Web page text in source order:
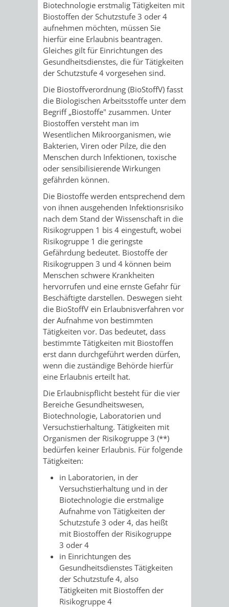
HILFE
MENSCHEN
MIT
BEHINDERUNG
MENSCHEN
MIT
DEMENZ
MIGRANTEN
/
FLÜCHTLINGE
BAUHERREN
BAUHERRENBERATUNG
GRUNDSTÜCKSWERTERMITTLUNG
DENKMALSCHUTZ
AUFGABEN
DER
UNTEREN
DENKMALSCHUTZBEHÖRDE
STEUERVORTEILE
SATZUNGEN
IM
BEREICH
DENKMALSCHUTZ
GENEHMIGUNGSVERFAHREN
TAG
DES
OFFENEN
DENKMALS
VERKAUF
STÄDTISCHER
BAUPLÄTZE
VERKAUF
STÄDTISCHER
HÄUSER
/
LIEGENSCHAFTEN
ABWASSERBESEITIGUNG
ERSCHLIESSUNGSBEITRAG
ANTRAGSVERFAHREN
VERMIETE
DOCH
AN
DEINE
STADT
WIEDERVERMIETUNGSPRÄMIE
BERATUNGSERGEBNISSE
TAGESORDNUNG
/
SITZUNGSUNTERLAGEN
AUSSCHÜSSE
RATHAUS
BÜRGERMEISTER
/
DEZERNATE
ÄMTER
FÜR
BAURECHT
UND
DENKMALSCHUTZ
BILDUNG
UND
AMT
STABSSTELLE
BÄDER
(PLANUNG
GEBÄUDEBETRIEB
&
AMT
Biotechnologie erstmalig Tätigkeiten mit
Biostoffen der Schutzstufe 3 oder 4
aufnehmen möchten, müssen Sie
hierfür eine Erlaubnis beantragen.
Gleiches gilt für Einrichtungen des
Gesundheitsdienstes, die für Tätigkeiten
der Schutzstufe 4 vorgesehen sind.
Die Biostoffverordnung (BioStoffV) fasst
die Biologischen Arbeitsstoffe unter dem
Begriff „Biostoffe" zusammen. Unter
Biostoffen versteht man im
Wesentlichen Mikroorganismen, wie
Bakterien, Viren oder Pilze, die den
Menschen durch Infektionen, toxische
oder sensibilisierende Wirkungen
gefährden können.
Die Biostoffe werden entsprechend dem
von ihnen ausgehenden Infektionsrisiko
nach dem Stand der Wissenschaft in die
Risikogruppen 1 bis 4 eingestuft, wobei
Risikogruppe 1 die geringste
Gefährdung bedeutet. Biostoffe der
Risikogruppen 3 und 4 können beim
Menschen schwere Krankheiten
hervorrufen und eine ernste Gefahr für
Beschäftigte darstellen. Deswegen sieht
die BioStoffV ein Erlaubnisverfahren vor
der Aufnahme von bestimmten
Tätigkeiten vor. Das bedeutet, dass
bestimmte Tätigkeiten mit Biostoffen
erst dann durchgeführt werden dürfen,
wenn die zuständige Behörde hierfür
eine Erlaubnis erteilt hat.
Die Erlaubnispflicht besteht für die vier
Bereiche Gesundheitswesen,
Biotechnologie, Laboratorien und
Versuchstierhaltung. Tätigkeiten mit
Organismen der Risikogruppe 3 (**)
bedürfen keiner Erlaubnis. Für folgende
Tätigkeiten:
in Laboratorien, in der
Versuchstierhaltung und in der
Biotechnologie die erstmalige
Aufnahme von Tätigkeiten der
Schutzstufe 3 oder 4, das heißt
mit Biostoffen der Risikogruppe
3 oder 4
in Einrichtungen des
Gesundheitsdienstes Tätigkeiten
der Schutzstufe 4, also
Tätigkeiten mit Biostoffen der
Risikogruppe 4